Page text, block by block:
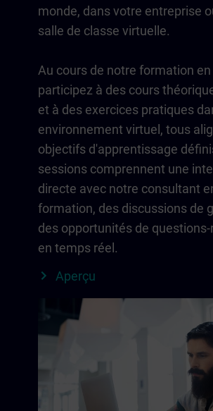
monde, dans votre entreprise
salle de classe virtuelle.
Au cours de notre formation
participez à des cours
et à des exercices pratiques
environnement virtuel, tous
objectifs d'apprentissage
sessions comprennent une
directe avec notre consultant
formation, des discussions de
des opportunités de
en temps réel.
Aperçu